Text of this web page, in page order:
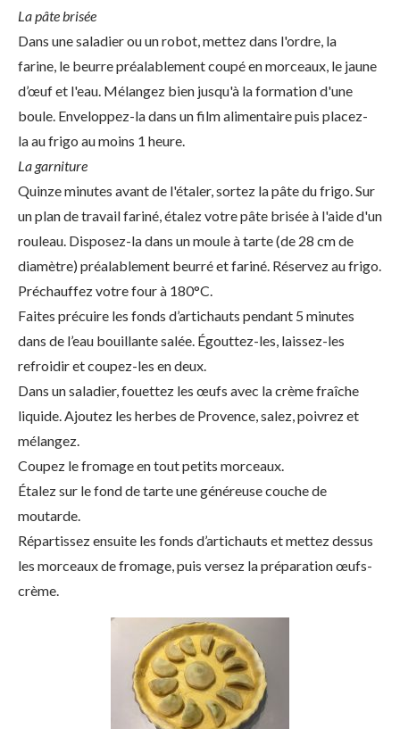
La pâte brisée
Dans une saladier ou un robot, mettez dans l'ordre, la
farine, le beurre préalablement coupé en morceaux, le jaune
d’œuf et l'eau. Mélangez bien jusqu'à la formation d'une
boule. Enveloppez-la dans un film alimentaire puis placez-
la au frigo au moins 1 heure.
La garniture
Quinze minutes avant de l'étaler, sortez la pâte du frigo. Sur
un plan de travail fariné, étalez votre pâte brisée à l'aide d'un
rouleau. Disposez-la dans un moule à tarte (de 28 cm de
diamètre) préalablement beurré et fariné. Réservez au frigo.
Préchauffez votre four à 180°C.
Faites précuire les fonds d’artichauts pendant 5 minutes
dans de l’eau bouillante salée. Égouttez-les, laissez-les
refroidir et coupez-les en deux.
Dans un saladier, fouettez les œufs avec la crème fraîche
liquide. Ajoutez les herbes de Provence, salez, poivrez et
mélangez.
Coupez le fromage en tout petits morceaux.
Étalez sur le fond de tarte une généreuse couche de
moutarde.
Répartissez ensuite les fonds d’artichauts et mettez dessus
les morceaux de fromage, puis versez la préparation œufs-
crème.